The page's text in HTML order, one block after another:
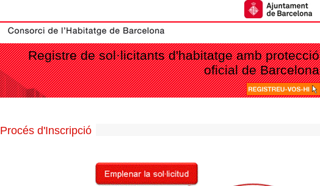
Registre de sol·licitants d'habitatge amb protecció
oficial de Barcelona
Procés d'Inscripció